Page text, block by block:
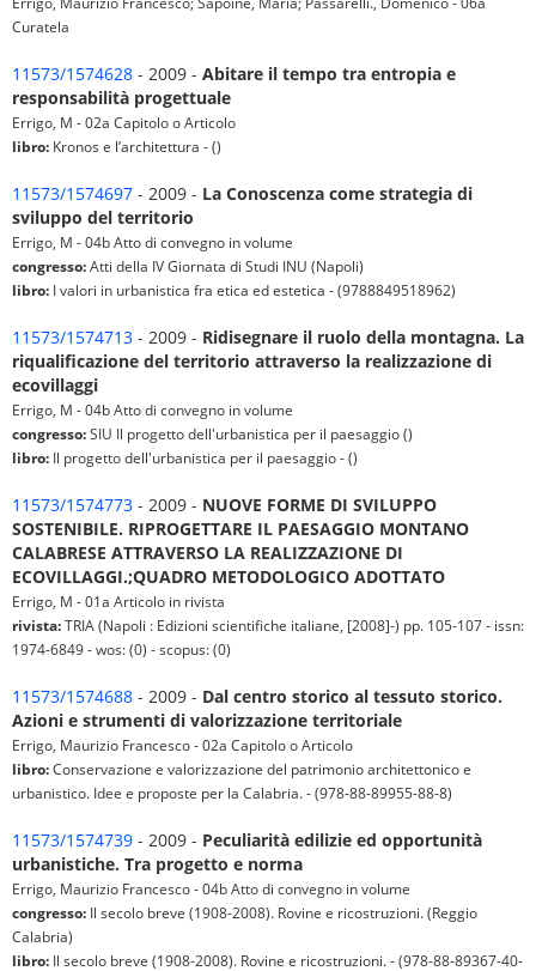
Curatela
11573/1574628 - 2009 - Abitare il tempo tra entropia e
responsabilità progettuale
Errigo, M - 02a Capitolo o Articolo
libro: Kronos e l’architettura - ()
11573/1574697 - 2009 - La Conoscenza come strategia di
sviluppo del territorio
Errigo, M - 04b Atto di convegno in volume
congresso:Atti della IV Giornata di Studi INU (Napoli)
libro: I valori in urbanistica fra etica ed estetica - (9788849518962)
11573/1574713 - 2009 - Ridisegnare il ruolo della montagna. La
riqualificazione del territorio attraverso la realizzazione di
ecovillaggi
Errigo, M - 04b Atto di convegno in volume
congresso:SIU Il progetto dell'urbanistica per il paesaggio ()
libro: Il progetto dell'urbanistica per il paesaggio - ()
11573/1574773 - 2009 - NUOVE FORME DI SVILUPPO
SOSTENIBILE. RIPROGETTARE IL PAESAGGIO MONTANO
CALABRESE ATTRAVERSO LA REALIZZAZIONE DI
ECOVILLAGGI.;QUADRO METODOLOGICO ADOTTATO
Errigo, M - 01a Articolo in rivista
rivista:TRIA (Napoli : Edizioni scientifiche italiane, [2008]-) pp. 105-107 - issn:
1974-6849 - wos: (0) - scopus: (0)
11573/1574688 - 2009 - Dal centro storico al tessuto storico.
Azioni e strumenti di valorizzazione territoriale
Errigo, Maurizio Francesco - 02a Capitolo o Articolo
libro:Conservazione e valorizzazione del patrimonio architettonico e
urbanistico. Idee e proposte per la Calabria. - (978-88-89955-88-8)
11573/1574739 - 2009 - Peculiarità edilizie ed opportunità
urbanistiche. Tra progetto e norma
Errigo, Maurizio Francesco - 04b Atto di convegno in volume
congresso: Il secolo breve (1908-2008). Rovine e ricostruzioni. (Reggio
Calabria)
libro: Il secolo breve (1908-2008). Rovine e ricostruzioni. - (978-88-89367-40-